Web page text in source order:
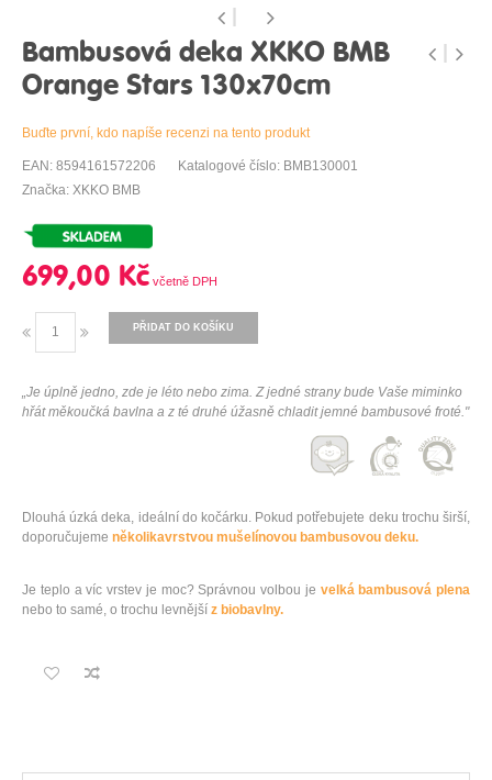
Bambusová deka XKKO BMB
Orange Stars 130x70cm
Buďte první, kdo napíše recenzi na tento produkt
EAN: 8594161572206
Katalogové číslo: BMB130001
Značka: XKKO BMB
699,00 Kč
PŘIDAT DO KOŠÍKU
„Je úplně jedno, zde je léto nebo zima. Z jedné strany bude Vaše miminko
hřát měkoučká bavlna a z té druhé úžasně chladit jemné bambusové froté."
Dlouhá úzká deka, ideální do kočárku. Pokud potřebujete deku trochu širší,
doporučujeme několikavrstvou mušelínovou bambusovou deku.
Je teplo a víc vrstev je moc? Správnou volbou je velká bambusová plena
nebo to samé, o trochu levnější z biobavlny.